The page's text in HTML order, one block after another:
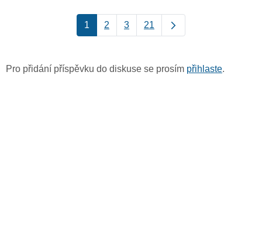
1 2 3 21
Pro přidání příspěvku do diskuse se prosím přihlaste.